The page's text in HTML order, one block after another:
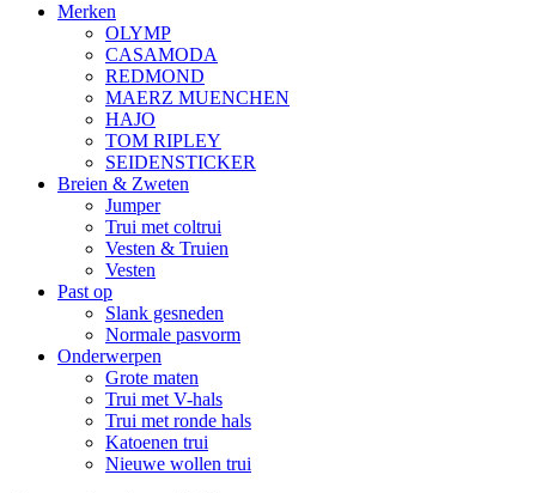
Merken
OLYMP
CASAMODA
REDMOND
MAERZ MUENCHEN
HAJO
TOM RIPLEY
SEIDENSTICKER
Breien & Zweten
Jumper
Trui met coltrui
Vesten & Truien
Vesten
Past op
Slank gesneden
Normale pasvorm
Onderwerpen
Grote maten
Trui met V-hals
Trui met ronde hals
Katoenen trui
Nieuwe wollen trui